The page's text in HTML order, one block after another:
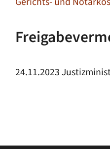
24.11.2023